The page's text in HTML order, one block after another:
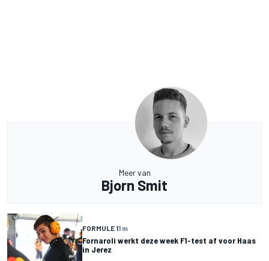
Meer van
Bjorn Smit
FORMULE 11 m
Fornaroli werkt deze week F1-test af voor Haas
in Jerez